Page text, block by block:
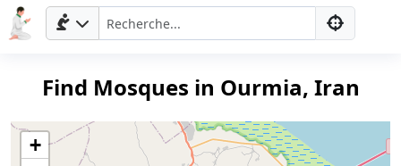
Find Mosques in Ourmia, Iran
+